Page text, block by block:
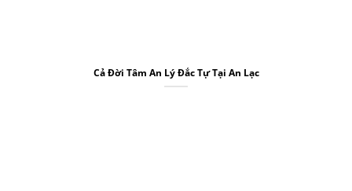
Cả Đời Tâm An Lý Đắc Tự Tại An Lạc